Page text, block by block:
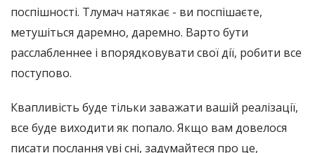
поспішності. Тлумач натякає - ви поспішаєте,
метушіться даремно, даремно. Варто бути
расслабленнее і впорядковувати свої дії, робити все
поступово.
Квапливість буде тільки заважати вашій реалізації,
все буде виходити як попало. Якщо вам довелося
писати послання уві сні, задумайтеся про це,